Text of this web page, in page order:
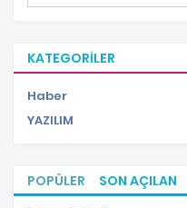
KATEGORILER
Haber
YAZILIM
POPÜLER SON AÇILAN